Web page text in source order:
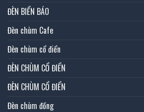
ĐÈN BIỂN BÁO
Đèn chùm Cafe
Đèn chùm cổ điển
ĐÈN CHÙM CỔ ĐIỂN
ĐÈN CHÙM CỔ ĐIỂN
Đèn chùm đồng